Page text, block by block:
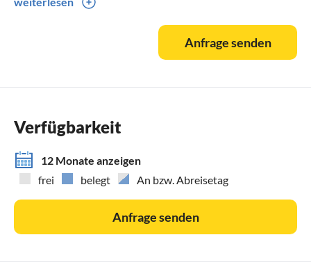
Beachvolleyball-Feld ist vorhanden. Strandgymnastik und
Nordic-Walking werden saisonal angeboten.
Durch die herrliche Landschaft Schleswig Holsteins
schlängelt sich der Ostseeküstenradweg von der Küste bis
hier aus Ihren Aktivurlaub starten.
Anfrage senden
Verfügbarkeit
12 Monate anzeigen
frei
belegt An bzw. Abreisetag
Anfrage senden